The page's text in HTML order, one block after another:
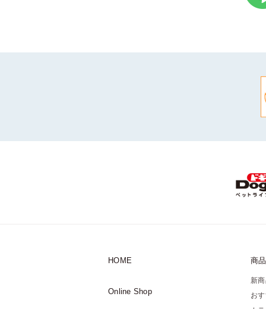
HOME 商
新
お
Online Shop